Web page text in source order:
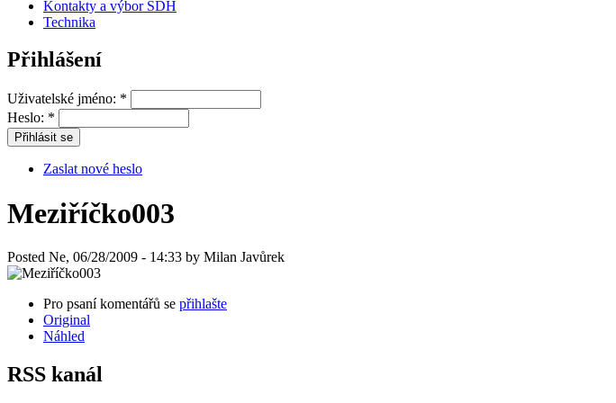
Kontakty a výbor SDH
Technika
Přihlášení
Uživatelské jméno: *
Heslo: *
Zaslat nové heslo
Meziříčko003
Posted Ne, 06/28/2009 - 14:33 by Milan Javůrek
Pro psaní komentářů se přihlašte
Original
Náhled
RSS kanál